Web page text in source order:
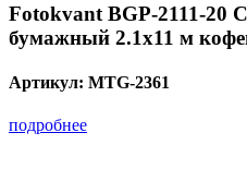
Fotokvant BGP-2111-20
бумажный 2.1х11 м
Артикул: MTG-2361
подробнее